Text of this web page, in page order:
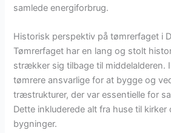
samlede energiforbrug.
Historisk perspektiv på tømrerfaget i
Tømrerfaget har en lang og stolt
strækker sig tilbage til middelalderen.
tømrere ansvarlige for at bygge og
træstrukturer, der var essentielle for
Dette inkluderede alt fra huse til
bygninger.